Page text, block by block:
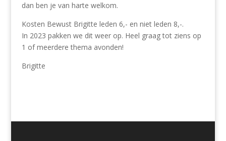
dan ben je van harte welkom.
Kosten Bewust Brigitte leden 6,- en niet leden 8,-.
In 2023 pakken we dit weer op. Heel graag tot ziens op
1 of meerdere thema avonden!
Brigitte